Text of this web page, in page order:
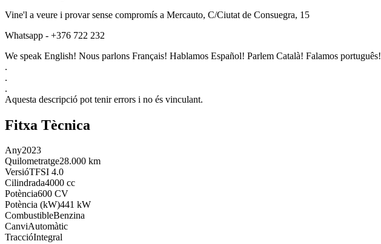
Vine'l a veure i provar sense compromís a Mercauto, C/Ciutat de Consuegra, 15
Whatsapp - +376 722 232
We speak English! Nous parlons Français! Hablamos Español! Parlem Català! Falamos português!
.
.
.
Aquesta descripció pot tenir errors i no és vinculant.
Fitxa Tècnica
Any2023
Quilometratge28.000 km
VersióTFSI 4.0
Cilindrada4000 cc
Potència600 CV
Potència (kW)441 kW
CombustibleBenzina
CanviAutomàtic
TraccióIntegral